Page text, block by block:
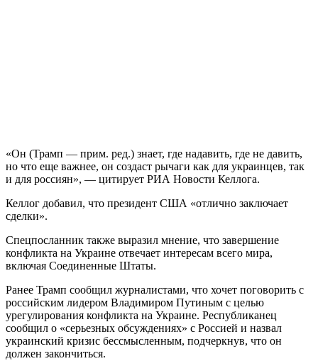
«Он (Трамп — прим. ред.) знает, где надавить, где не давить,
но что еще важнее, он создаст рычаги как для украинцев, так
и для россиян», — цитирует РИА Новости Келлога.
Келлог добавил, что президент США «отлично заключает
сделки».
Спецпосланник также выразил мнение, что завершение
конфликта на Украине отвечает интересам всего мира,
включая Соединенные Штаты.
Ранее Трамп сообщил журналистами, что хочет поговорить с
российским лидером Владимиром Путиным с целью
урегулирования конфликта на Украине. Республиканец
сообщил о «серьезных обсуждениях» с Россией и назвал
украинский кризис бессмысленным, подчеркнув, что он
должен закончиться.